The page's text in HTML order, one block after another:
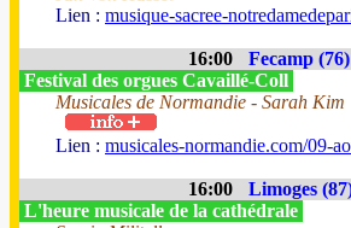
Lien : musique-sacree-
16:00 Fecamp
Festival des orgues Cavaillé-Coll
Musicales de Normandie - Sarah Kim
Lien : musicales-normandie.com/09-
16:00 Limoges
L'heure musicale de la cathédrale